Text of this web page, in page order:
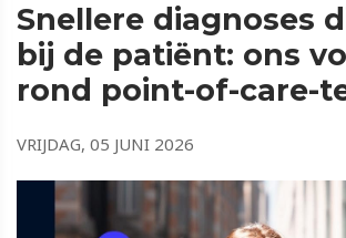
Snellere diagnoses
bij de patiënt: ons
rond point-of-care-
VRIJDAG, 05 JUNI 2026